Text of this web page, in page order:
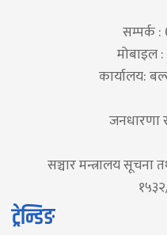
सम्पर्क
मोबाइल
कार्यालय:
जनधारणा
सञ्चार मन्त्रालय सूचना
ट्रेन्डिङ